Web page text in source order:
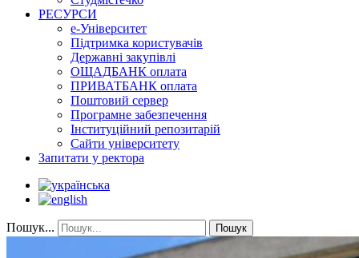
РЕСУРСИ
е-Університет
Підтримка користувачів
Державні закупівлі
ОЩАДБАНК оплата
ПРИВАТБАНК оплата
Поштовий сервер
Програмне забезпечення
Інституційний репозитарій
Сайти університету
Запитати у ректора
Пошук... Пошук